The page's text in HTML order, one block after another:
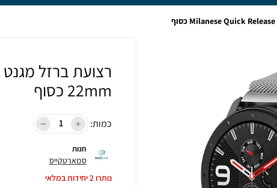
22mm כסוף
כמות:
חנות
סמארטקייס
נותרו2יחידות במלאי